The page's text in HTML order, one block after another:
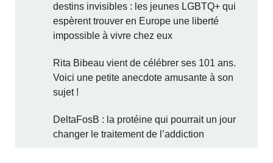
destins invisibles : les jeunes LGBTQ+ qui
espèrent trouver en Europe une liberté
impossible à vivre chez eux
Rita Bibeau vient de célébrer ses 101 ans.
Voici une petite anecdote amusante à son
sujet !
DeltaFosB : la protéine qui pourrait un jour
changer le traitement de l’addiction